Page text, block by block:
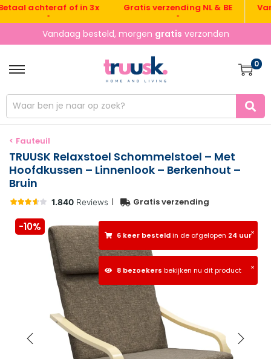
achteraf of in 3x Gratis verzending NL & BE
Vandaag besteld, morgen gratis verzonden
0
< Fauteuil
TRUUSK Relaxstoel Schommelstoel – Met
Hoofdkussen – Linnenlook – Berkenhout –
Bruin
| Gratis verzending
×
6 keer besteldin de afgelopen 24 uur
×
8 bezoekers bekijken nu dit product
-10%